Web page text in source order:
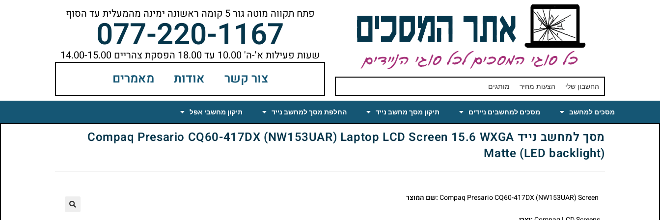
החשבון שלי הצעות מחיר מותגים
פתח תקווה מוטה גור 5 קומה ראשונה ימינה מהמעלית עד הסוף
077-220-1167שעות פעילות א'-ה' 10.00 עד 18.00 הפסקת צהריים 14.00-15.00
צור קשר אודות מאמרים
מסכים למחשב מסכים למחשבים ניידים תיקון מסך מחשב נייד החלפת מסך למחשב נייד תיקון מחשבי אפל
מסך למחשב נייד Compaq Presario CQ60-417DX (NW153UAR) Laptop LCD Screen 15.6 WXGA
Matte (LED backlight)
:שם המוצר